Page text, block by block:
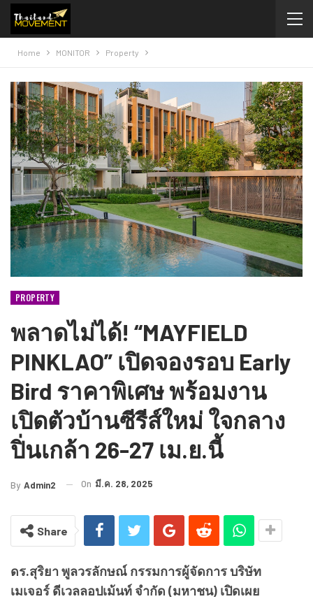
Home MONITOR Property
PROPERTY
พลาดไม่ได้! “MAYFIELD
PINKLAO” เปิดจองรอบ Early
Bird ราคาพิเศษ พร้อมงาน
เปิดตัวบ้านซีรีส์ใหม่ ใจกลาง
ปิ่นเกล้า 26-27 เม.ย.นี้
By Admin2 On มี.ค. 28, 2025
Share
ดร.สุริยา พูลวรลักษณ์ กรรมการผู้จัดการ บริษัท
เมเจอร์ ดีเวลลอปเม้นท์ จำกัด (มหาชน) เปิดเผย